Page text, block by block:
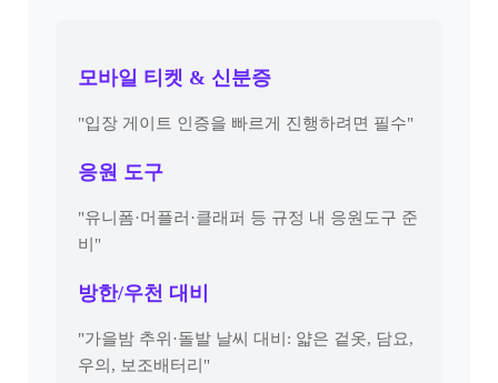
모바일 티켓 & 신분증
"입장 게이트 인증을 빠르게 진행하려면 필수"
응원 도구
"유니폼·머플러·클래퍼 등 규정 내 응원도구 준
비"
방한/우천 대비
"가을밤 추위·돌발 날씨 대비: 얇은 겉옷, 담요,
우의, 보조배터리"